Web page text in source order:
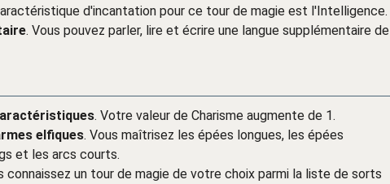
d'incantation pour ce tour de magie est l'Intelligence.
. Vous pouvez parler, lire et écrire une langue supplémentaire de
. Votre valeur de Charisme augmente de 1.
elfiques. Vous maîtrisez les épées longues, les épées
et les arcs courts.
connaissez un tour de magie de votre choix parmi la liste de sorts